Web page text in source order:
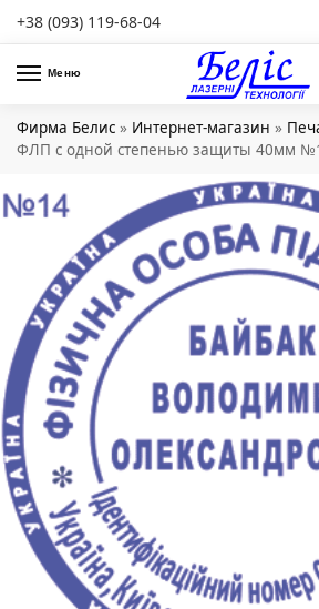
+38 (093) 119-68-04
Меню
Фирма Белис » Интернет-магазин »
ФЛП с одной степенью защиты 40мм